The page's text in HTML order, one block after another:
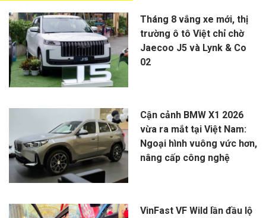
Tháng 8 vắng xe mới, thị
trường ô tô Việt chỉ chờ
Jaecoo J5 và Lynk & Co
02
Cận cảnh BMW X1 2026
vừa ra mắt tại Việt Nam:
Ngoại hình vuông vức hơn,
nâng cấp công nghệ
VinFast VF Wild lần đầu lộ